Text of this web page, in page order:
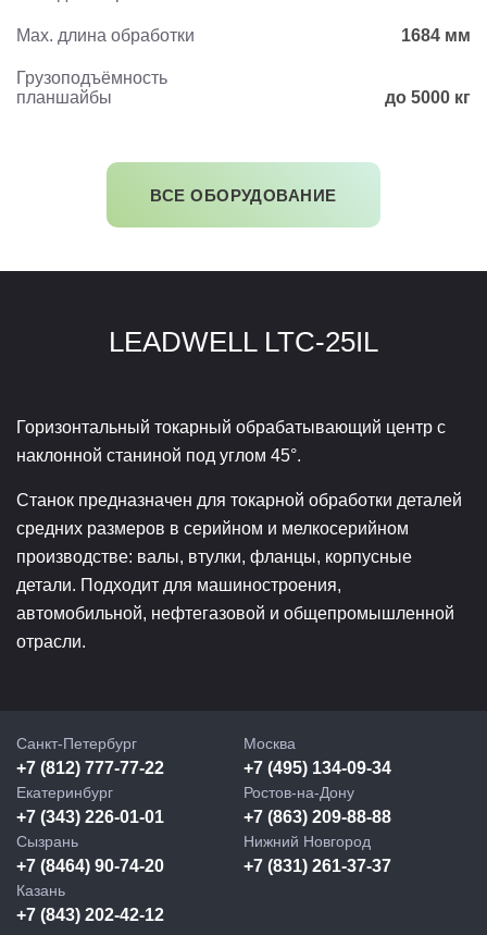
Max. длина обработки 1684 мм
Грузоподъёмность
планшайбы
до 5000 кг
ВСЕ ОБОРУДОВАНИЕ
LEADWELL LTC-25IL
Горизонтальный токарный обрабатывающий центр с
наклонной станиной под углом 45°.
Станок предназначен для токарной обработки деталей
средних размеров в серийном и мелкосерийном
производстве: валы, втулки, фланцы, корпусные
детали. Подходит для машиностроения,
автомобильной, нефтегазовой и общепромышленной
отрасли.
Санкт-Петербург
+7 (812) 777-77-22
Москва
+7 (495) 134-09-34
Екатеринбург
+7 (343) 226-01-01
Ростов-на-Дону
+7 (863) 209-88-88
Сызрань
+7 (8464) 90-74-20
Нижний Новгород
+7 (831) 261-37-37
Казань
+7 (843) 202-42-12